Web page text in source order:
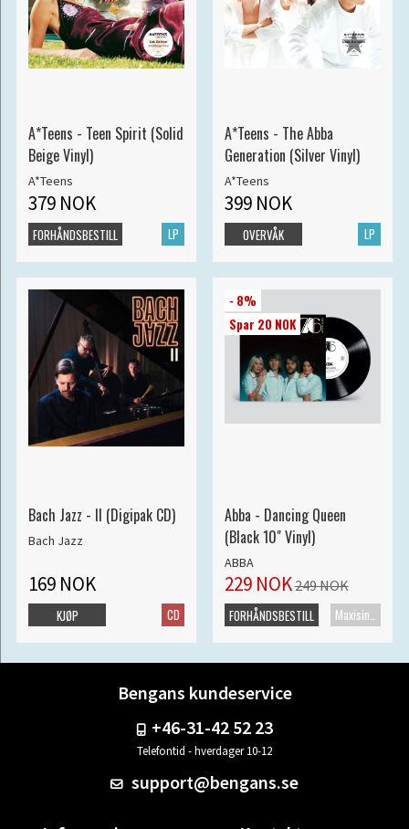
A*Teens - Teen Spirit (Solid
Beige Vinyl)
A*Teens
379 NOK
LP
FORHÅNDSBESTILL
A*Teens - The Abba
Generation (Silver Vinyl)
A*Teens
399 NOK
LP
OVERVÅK
Bach Jazz - II (Digipak CD)
Bach Jazz
169 NOK
CD
KJØP
- 8%
Spar 20 NOK
Abba - Dancing Queen
(Black 10" Vinyl)
ABBA
229 NOK249 NOK
Maxisingel
FORHÅNDSBESTILL
Bengans kundeservice
+46-31-42 52 23
Telefontid - hverdager 10-12
support@bengans.se